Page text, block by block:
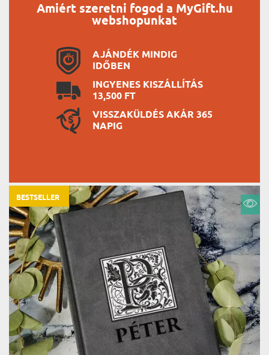
Amiért szeretni fogod a MyGift.hu
webshopunkat
AJÁNDÉK MINDIG
IDŐBEN
INGYENES KISZÁLLÍTÁS
13,500 FT
VISSZAKÜLDÉS AKÁR 365
NAPIG
BESTSELLER